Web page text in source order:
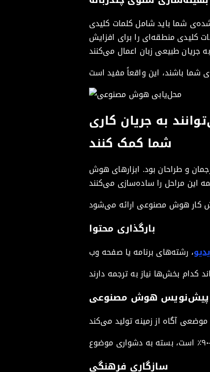
شما باید شامل کلمات کلیدی
کلیدی منطقه‌ای را برای افزایش
به جریان کاری
شما کمک کنند
و طراحان بود. ابزارهای هوش
بارگذاری محتوا
پیش‌نویس هوش مصنوعی
سازگاری فرهنگی